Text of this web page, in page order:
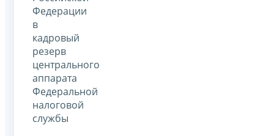
Федерации
в
кадровый
резерв
центрального
аппарата
Федеральной
налоговой
службы